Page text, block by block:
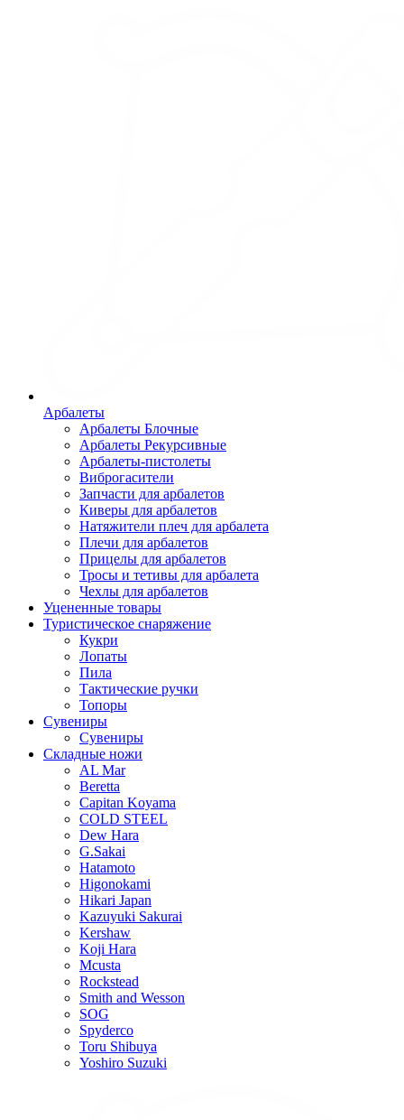
Арбалеты
Арбалеты Блочные
Арбалеты Рекурсивные
Арбалеты-пистолеты
Виброгасители
Запчасти для арбалетов
Киверы для арбалетов
Натяжители плеч для арбалета
Плечи для арбалетов
Прицелы для арбалетов
Тросы и тетивы для арбалета
Чехлы для арбалетов
Уцененные товары
Туристическое снаряжение
Кукри
Лопаты
Пила
Тактические ручки
Топоры
Сувениры
Сувениры
Складные ножи
AL Mar
Beretta
Capitan Koyama
COLD STEEL
Dew Hara
G.Sakai
Hatamoto
Higonokami
Hikari Japan
Kazuyuki Sakurai
Kershaw
Koji Hara
Mcusta
Rockstead
Smith and Wesson
SOG
Spyderco
Toru Shibuya
Yoshiro Suzuki